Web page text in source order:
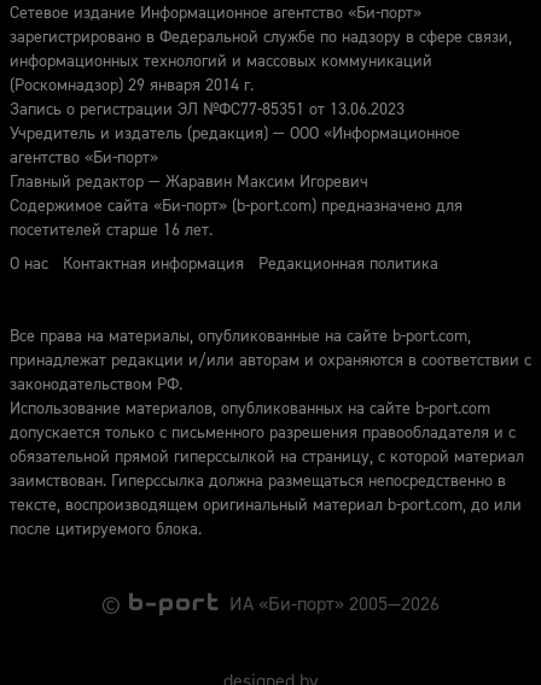
Сетевое издание Информационное агентство «Би-порт»
зарегистрировано в Федеральной службе по надзору в сфере связи,
информационных технологий и массовых коммуникаций
(Роскомнадзор) 29 января 2014 г.
Запись о регистрации ЭЛ №ФС77-85351 от 13.06.2023
Учредитель и издатель (редакция) — ООО «Информационное
агентство «Би-порт»
Главный редактор — Жаравин Максим Игоревич
Содержимое сайта «Би-порт» (b-port.com) предназначено для
посетителей старше 16 лет.
О нас
Контактная информация Редакционная политика
Все права на материалы, опубликованные на сайте b-port.com,
принадлежат редакции и/или авторам и охраняются в соответствии с
законодательством РФ.
Использование материалов, опубликованных на сайте b-port.com
допускается только с письменного разрешения правообладателя и с
обязательной прямой гиперссылкой на страницу, с которой материал
заимствован. Гиперссылка должна размещаться непосредственно в
тексте, воспроизводящем оригинальный материал b-port.com, до или
после цитируемого блока.
© ИА «Би-порт» 2005—2026